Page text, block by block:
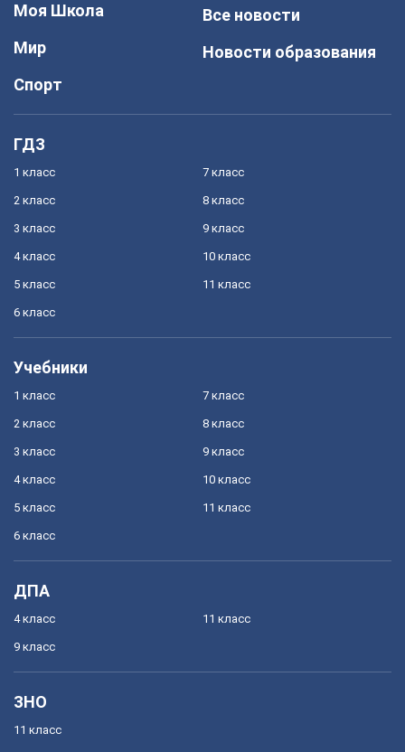
Моя Школа
Мир
Спорт
Все новости
Новости образования
ГДЗ
1 класс
2 класс
3 класс
4 класс
5 класс
6 класс
7 класс
8 класс
9 класс
10 класс
11 класс
Учебники
1 класс
2 класс
3 класс
4 класс
5 класс
6 класс
7 класс
8 класс
9 класс
10 класс
11 класс
ДПА
4 класс
9 класс
11 класс
ЗНО
11 класс